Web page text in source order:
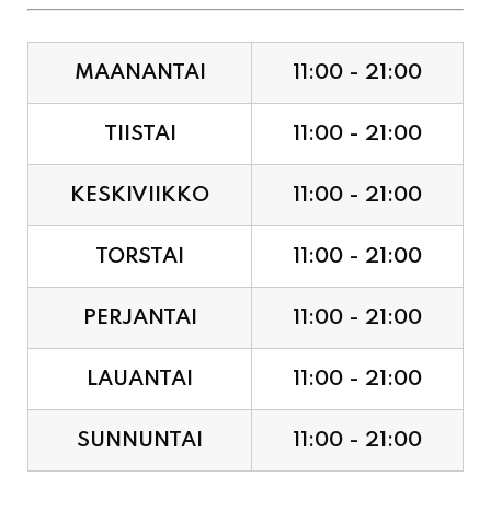
MAANANTAI 11:00 - 21:00
TIISTAI 11:00 - 21:00
KESKIVIIKKO 11:00 - 21:00
TORSTAI 11:00 - 21:00
PERJANTAI 11:00 - 21:00
LAUANTAI 11:00 - 21:00
SUNNUNTAI 11:00 - 21:00